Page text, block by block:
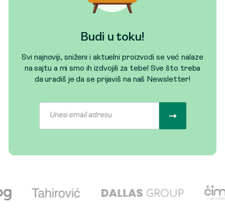
Budi u toku!
Svi najnoviji, sniženi i aktuelni proizvodi se već nalaze
na sajtu a mi smo ih izdvojili za tebe! Sve što treba
da uradiš je da se prijaviš na naš Newsletter!